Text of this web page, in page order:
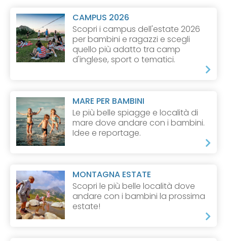
CAMPUS 2026
Scopri i campus dell'estate 2026
per bambini e ragazzi e scegli
quello più adatto tra camp
d'inglese, sport o tematici.
MARE PER BAMBINI
Le più belle spiagge e località di
mare dove andare con i bambini.
Idee e reportage.
MONTAGNA ESTATE
Scopri le più belle località dove
andare con i bambini la prossima
estate!